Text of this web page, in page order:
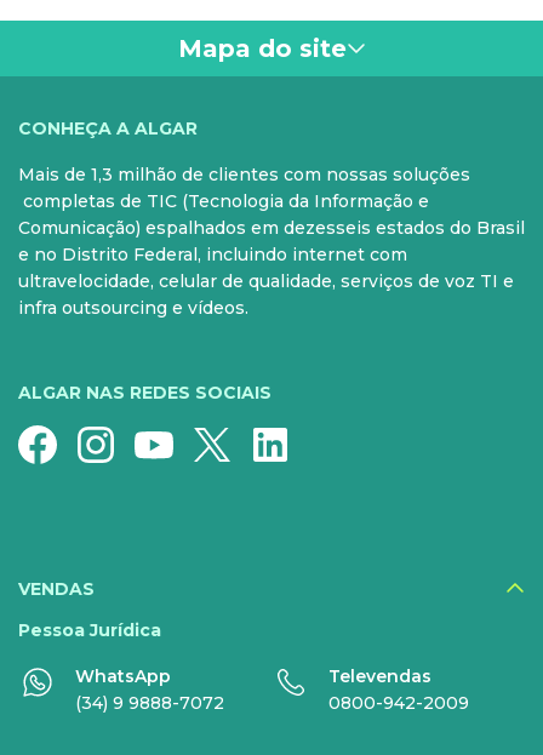
Mapa do site
PARA SUA CASA
Internet Fibra
Fixo
Super Wi-Fi
CELULAR
Controle e Pós
Aparelhos
DIGITAIS
Disney+
Nomo Music
CONHEÇA A ALGAR
Mais de 1,3 milhão de clientes com nossas soluções
completas de TIC (Tecnologia da Informação e
Comunicação) espalhados em dezesseis estados do Brasil
e no Distrito Federal, incluindo internet com
ultravelocidade, celular de qualidade, serviços de voz TI e
infra outsourcing e vídeos.
ALGAR NAS REDES SOCIAIS
VENDAS
Pessoa Jurídica
WhatsApp
(34) 9 9888-7072
Televendas
0800-942-2009